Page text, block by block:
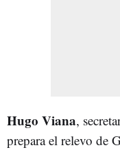
Hugo Viana,
prepara el relevo de